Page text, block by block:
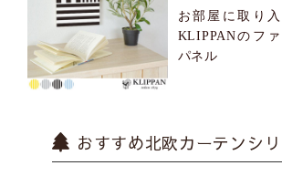
お部屋に取り
KLIPPANのフ
パネル
おすすめ北欧カーテンシ